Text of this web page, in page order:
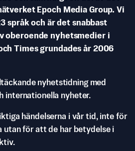
Epoch Media Group. Vi
språk och är det snabbast
oberoende nyhetsmedier i
Times grundades år 2006
nyhetstidning med
internationella nyheter.
händelserna i vår tid, inte för
utan för att de har betydelse i